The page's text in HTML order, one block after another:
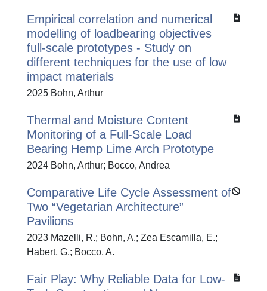
Empirical correlation and numerical
modelling of loadbearing objectives
full-scale prototypes - Study on
different techniques for the use of low
impact materials
2025 Bohn, Arthur
Thermal and Moisture Content
Monitoring of a Full-Scale Load
Bearing Hemp Lime Arch Prototype
2024 Bohn, Arthur; Bocco, Andrea
Comparative Life Cycle Assessment of
Two “Vegetarian Architecture”
Pavilions
2023 Mazelli, R.; Bohn, A.; Zea Escamilla, E.;
Habert, G.; Bocco, A.
Fair Play: Why Reliable Data for Low-